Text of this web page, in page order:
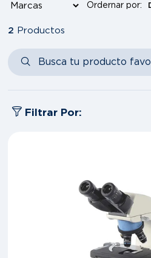
Ordernar por:
2 Productos
Filtrar Por: